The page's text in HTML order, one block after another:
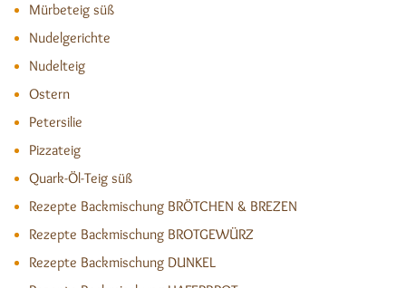
Mürbeteig süß
Nudelgerichte
Nudelteig
Ostern
Petersilie
Pizzateig
Quark-Öl-Teig süß
Rezepte Backmischung BRÖTCHEN & BREZEN
Rezepte Backmischung BROTGEWÜRZ
Rezepte Backmischung DUNKEL